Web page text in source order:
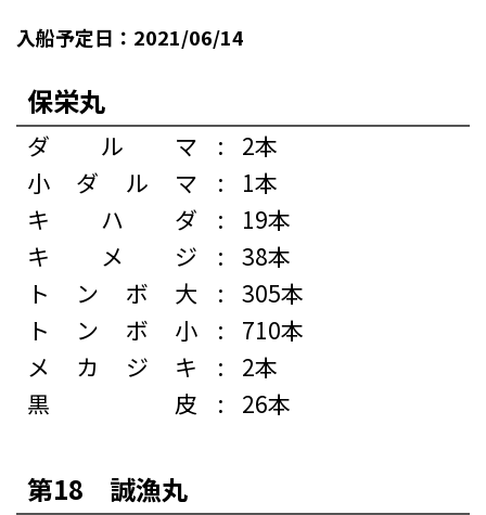
入船予定日：2021/06/14
保栄丸
ダルマ :
2本
小ダルマ
:
1本
キハダ
:
19本
キメジ
: 38本
トンボ大
: 305本
トンボ小
:
710本
メカジキ
:
2本
黒皮
: 26本
第18 誠漁丸